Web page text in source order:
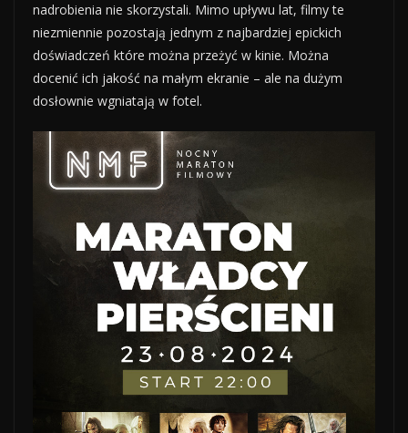
nadrobienia nie skorzystali. Mimo upływu lat, filmy te
niezmiennie pozostają jednym z najbardziej epickich
doświadczeń które można przeżyć w kinie. Można
docenić ich jakość na małym ekranie – ale na dużym
dosłownie wgniatają w fotel.